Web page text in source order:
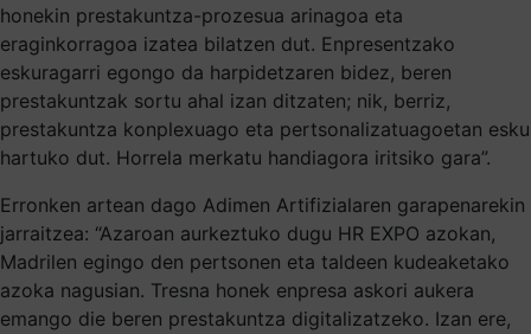
honekin prestakuntza-prozesua arinagoa eta
eraginkorragoa izatea bilatzen dut. Enpresentzako
eskuragarri egongo da harpidetzaren bidez, beren
prestakuntzak sortu ahal izan ditzaten; nik, berriz,
prestakuntza konplexuago eta pertsonalizatuagoetan esku
hartuko dut. Horrela merkatu handiagora iritsiko gara”.
Erronken artean dago Adimen Artifizialaren garapenarekin
jarraitzea: “Azaroan aurkeztuko dugu HR EXPO azokan,
Madrilen egingo den pertsonen eta taldeen kudeaketako
azoka nagusian. Tresna honek enpresa askori aukera
emango die beren prestakuntza digitalizatzeko. Izan ere,